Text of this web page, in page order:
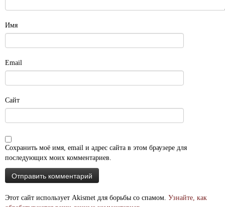
Имя
Email
Сайт
Сохранить моё имя, email и адрес сайта в этом браузере для
последующих моих комментариев.
Этот сайт использует Akismet для борьбы со спамом. Узнайте, как